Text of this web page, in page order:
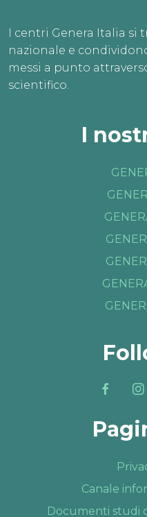
I centri Genera Italia
nazionale e
messi a punto
scientifico.
I
Canale
Documenti studi